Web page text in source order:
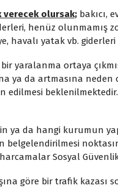
verecek olursak; bakıcı,
henüz olunmamış
havalı yatak vb.
yaralanma ortaya
ya da artmasına
edilmesi
ya da hangi kurumun
belgelendirilmesi
Sosyal
göre bir trafik kazası